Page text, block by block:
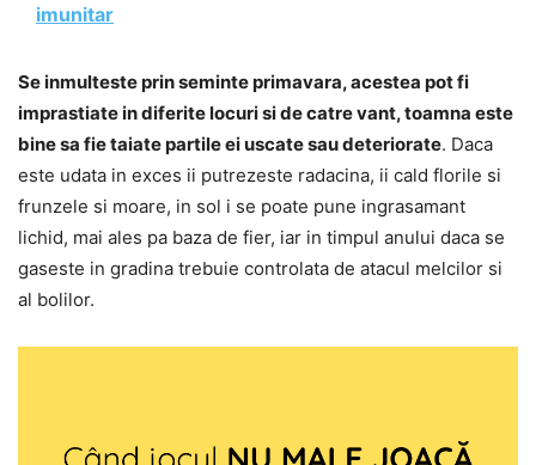
imunitar
Se inmulteste prin seminte primavara, acestea pot fi
imprastiate in diferite locuri si de catre vant, toamna este
bine sa fie taiate partile ei uscate sau deteriorate. Daca
este udata in exces ii putrezeste radacina, ii cald florile si
frunzele si moare, in sol i se poate pune ingrasamant
lichid, mai ales pa baza de fier, iar in timpul anului daca se
gaseste in gradina trebuie controlata de atacul melcilor si
al bolilor.